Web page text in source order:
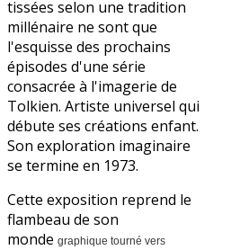
tissées selon une tradition
millénaire ne sont que
l'esquisse des prochains
épisodes d'une série
consacrée à l'imagerie de
Tolkien. Artiste universel qui
débute ses créations enfant.
Son exploration imaginaire
se termine en 1973.
Cette exposition reprend le
flambeau de son
monde graphique tourné vers